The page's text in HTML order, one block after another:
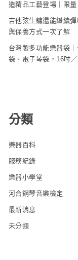
造精品工藝登場｜限
吉他弦生鏽還能繼續
與保養方式一次了解
台灣製多功能樂器袋
袋、電子琴袋，16吋
分類
樂器百科
服務紀錄
樂器小學堂
河合鋼琴音樂檢定
最新消息
未分類